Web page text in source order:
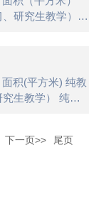
下一页>>
尾页